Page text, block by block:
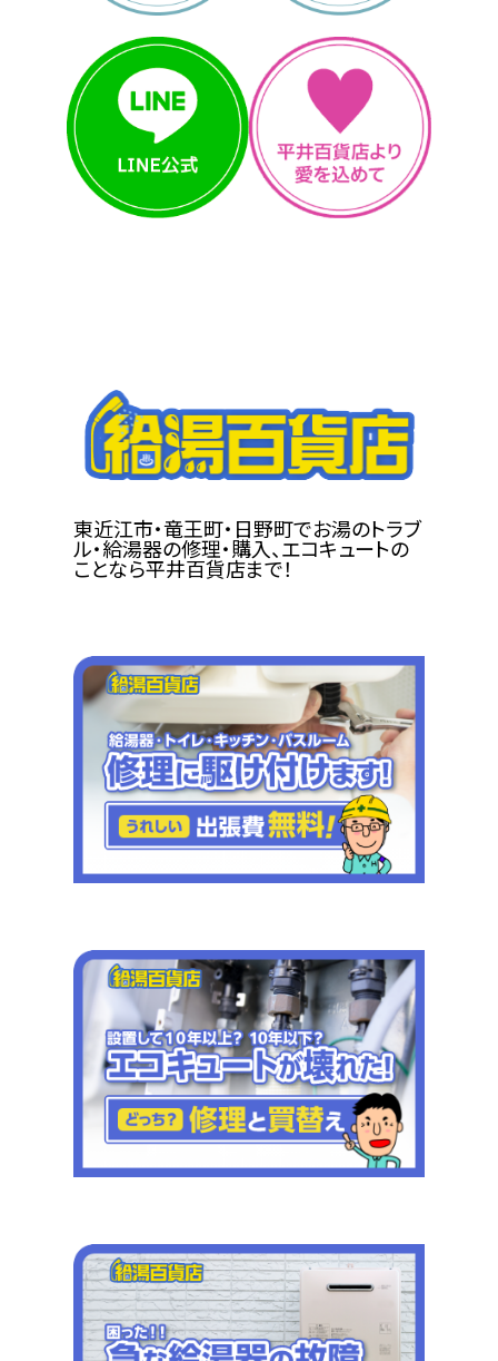
東近江市・竜王町・日野町でお湯のトラブ
ル・給湯器の修理・購入、エコキュートの
ことなら平井百貨店まで！